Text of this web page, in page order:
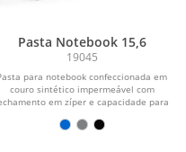
Pasta Notebook 15,6
19045
para notebook confeccionada em
couro sintético impermeável com
em zíper e capacidade para